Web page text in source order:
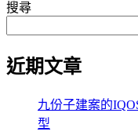
搜尋
近期文章
九份子建案的
型